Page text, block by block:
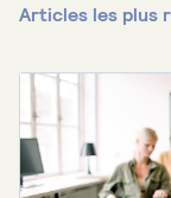
Articles les plus